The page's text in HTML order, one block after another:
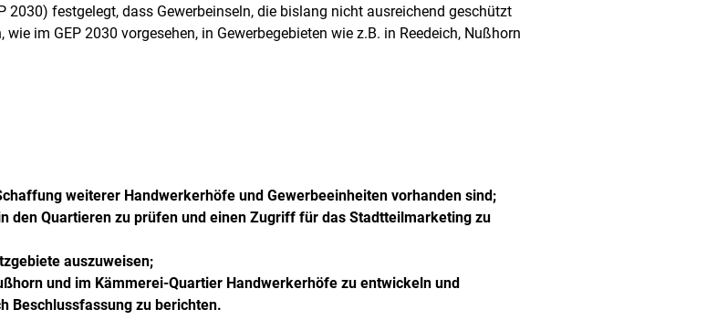
festgelegt, dass Gewerbeinseln, die bislang nicht ausreichend geschützt
im GEP 2030 vorgesehen, in Gewerbegebieten wie z.B. in Reedeich, Nußhorn
weiterer Handwerkerhöfe und Gewerbeeinheiten vorhanden sind;
Quartieren zu prüfen und einen Zugriff für das Stadtteilmarketing zu
auszuweisen;
und im Kämmerei-Quartier Handwerkerhöfe zu entwickeln und
Beschlussfassung zu berichten.